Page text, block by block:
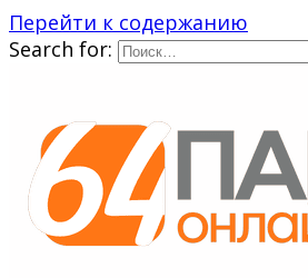
Перейти к содержанию
Search for: